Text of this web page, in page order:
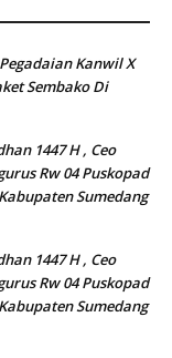
Kanwil X
Sembako Di
1447 H , Ceo
Rw 04 Puskopad
Sumedang
1447 H , Ceo
Rw 04 Puskopad
Sumedang